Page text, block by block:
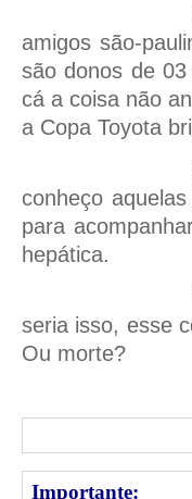
amigos são-
são donos de
cá a coisa não
a Copa Toyota
conheço
para
hepática.
seria isso, esse
Ou morte?
Importante: